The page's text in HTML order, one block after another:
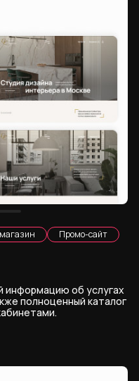
Промо-сайт
информацию об услугах
полноценный каталог